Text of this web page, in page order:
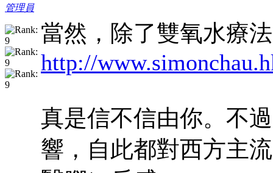
管理員
當然，除了雙氧水療
http://
真是信不信由你。不
響，自此都對西方主